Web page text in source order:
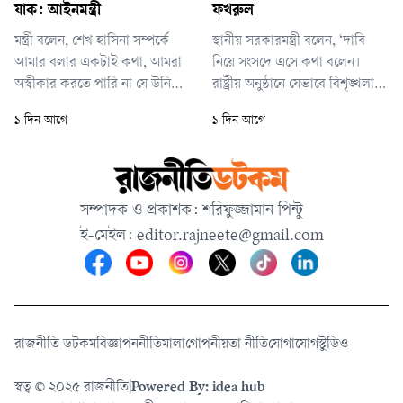
যাক: আইনমন্ত্রী
মন্ত্রী বলেন, শেখ হাসিনা সম্পর্কে
আমার বলার একটাই কথা, আমরা
অস্বীকার করতে পারি না যে উনি
অস্বীকার করতে পারি না যে উনি
ছিলেন না। সেই সব সত্যের
মুখোমুখি যদি তিনি হতে চান,
তাহলে অবশ্যই তিনি আসবেন।
১ দিন আগে
ফখরুল
স্থানীয় সরকারমন্ত্রী বলেন, ‘দাবি
নিয়ে সংসদে এসে কথা বলেন।
রাষ্ট্রীয় অনুষ্ঠানে যেভাবে বিশৃঙ্খলা
গণতন্ত্র বলা যায় না।’
১ দিন আগে
সম্পাদক ও প্রকাশক: শরিফুজ্জামান পিন্টু
ই-মেইল: editor.rajneete@gmail.com
রাজনীতি ডটকমবিজ্ঞাপননীতিমালাগোপনীয়তা নীতিযোগাযোগস্টুডিও
স্বত্ব © ২০২৫ রাজনীতিPowered By: idea hub